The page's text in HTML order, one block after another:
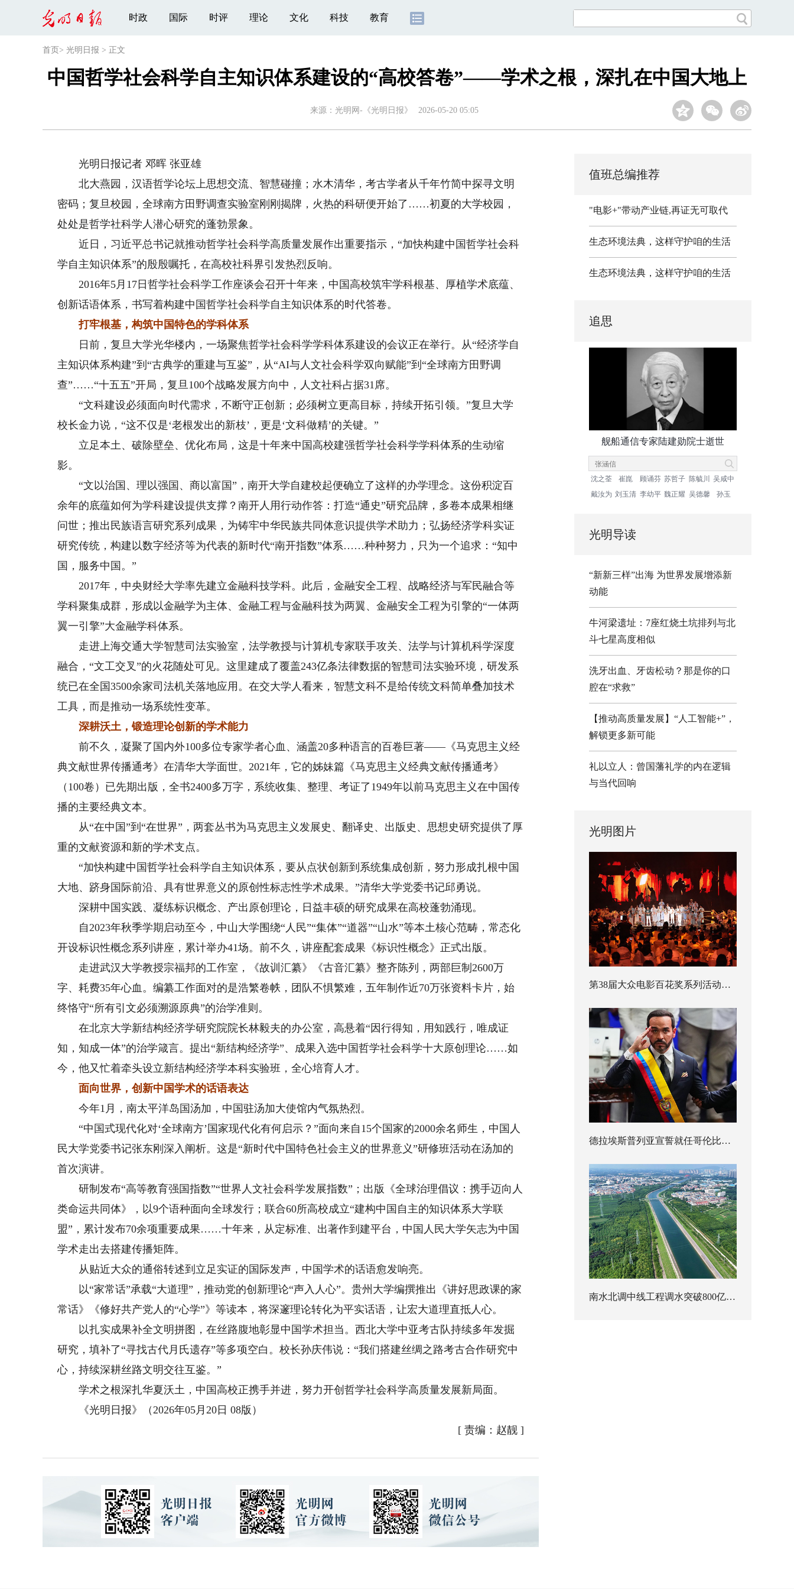
时政 国际 时评 理论 文化 科技 教育
首页 > 光明日报 > 正文
中国哲学社会科学自主知识体系建设的“高校答卷”——学术之根，深扎在中国大地上
来源： 光明网-《光明日报》 2026-05-20 05:05
光明日报记者 邓晖 张亚雄
北大燕园，汉语哲学论坛上思想交流、智慧碰撞；水木清华，考古学者从千年竹简中探寻文明
密码；复旦校园，全球南方田野调查实验室刚刚揭牌，火热的科研便开始了……初夏的大学校园，
处处是哲学社科学人潜心研究的蓬勃景象。
近日，习近平总书记就推动哲学社会科学高质量发展作出重要指示，“加快构建中国哲学社会科
学自主知识体系”的殷殷嘱托，在高校社科界引发热烈反响。
2016年5月17日哲学社会科学工作座谈会召开十年来，中国高校筑牢学科根基、厚植学术底蕴、
创新话语体系，书写着构建中国哲学社会科学自主知识体系的时代答卷。
打牢根基，构筑中国特色的学科体系
日前，复旦大学光华楼内，一场聚焦哲学社会科学学科体系建设的会议正在举行。从“经济学自
主知识体系构建”到“古典学的重建与互鉴”，从“AI与人文社会科学双向赋能”到“全球南方田野调
查”……“十五五”开局，复旦100个战略发展方向中，人文社科占据31席。
“文科建设必须面向时代需求，不断守正创新；必须树立更高目标，持续开拓引领。”复旦大学
校长金力说，“这不仅是‘老根发出的新枝’，更是‘文科做精’的关键。”
立足本土、破除壁垒、优化布局，这是十年来中国高校建强哲学社会科学学科体系的生动缩
影。
“文以治国、理以强国、商以富国”，南开大学自建校起便确立了这样的办学理念。这份积淀百
余年的底蕴如何为学科建设提供支撑？南开人用行动作答：打造“通史”研究品牌，多卷本成果相继
问世；推出民族语言研究系列成果，为铸牢中华民族共同体意识提供学术助力；弘扬经济学科实证
研究传统，构建以数字经济等为代表的新时代“南开指数”体系……种种努力，只为一个追求：“知中
国，服务中国。”
2017年，中央财经大学率先建立金融科技学科。此后，金融安全工程、战略经济与军民融合等
学科聚集成群，形成以金融学为主体、金融工程与金融科技为两翼、金融安全工程为引擎的“一体两
翼一引擎”大金融学科体系。
走进上海交通大学智慧司法实验室，法学教授与计算机专家联手攻关、法学与计算机科学深度
融合，“文工交叉”的火花随处可见。这里建成了覆盖243亿条法律数据的智慧司法实验环境，研发系
统已在全国3500余家司法机关落地应用。在交大学人看来，智慧文科不是给传统文科简单叠加技术
工具，而是推动一场系统性变革。
深耕沃土，锻造理论创新的学术能力
前不久，凝聚了国内外100多位专家学者心血、涵盖20多种语言的百卷巨著——《马克思主义经
典文献世界传播通考》在清华大学面世。2021年，它的姊妹篇《马克思主义经典文献传播通考》
（100卷）已先期出版，全书2400多万字，系统收集、整理、考证了1949年以前马克思主义在中国传
播的主要经典文本。
从“在中国”到“在世界”，两套丛书为马克思主义发展史、翻译史、出版史、思想史研究提供了厚
重的文献资源和新的学术支点。
“加快构建中国哲学社会科学自主知识体系，要从点状创新到系统集成创新，努力形成扎根中国
大地、跻身国际前沿、具有世界意义的原创性标志性学术成果。”清华大学党委书记邱勇说。
深耕中国实践、凝练标识概念、产出原创理论，日益丰硕的研究成果在高校蓬勃涌现。
自2023年秋季学期启动至今，中山大学围绕“人民”“集体”“道器”“山水”等本土核心范畴，常态化
开设标识性概念系列讲座，累计举办41场。前不久，讲座配套成果《标识性概念》正式出版。
走进武汉大学教授宗福邦的工作室，《故训汇纂》《古音汇纂》整齐陈列，两部巨制2600万
字、耗费35年心血。编纂工作面对的是浩繁卷帙，团队不惧繁难，五年制作近70万张资料卡片，始
终恪守“所有引文必须溯源原典”的治学准则。
在北京大学新结构经济学研究院院长林毅夫的办公室，高悬着“因行得知，用知践行，唯成证
知，知成一体”的治学箴言。提出“新结构经济学”、成果入选中国哲学社会科学十大原创理论……如
今，他又忙着牵头设立新结构经济学本科实验班，全心培育人才。
面向世界，创新中国学术的话语表达
今年1月，南太平洋岛国汤加，中国驻汤加大使馆内气氛热烈。
“中国式现代化对‘全球南方’国家现代化有何启示？”面向来自15个国家的2000余名师生，中国人
民大学党委书记张东刚深入阐析。这是“新时代中国特色社会主义的世界意义”研修班活动在汤加的
首次演讲。
研制发布“高等教育强国指数”“世界人文社会科学发展指数”；出版《全球治理倡议：携手迈向人
类命运共同体》，以9个语种面向全球发行；联合60所高校成立“建构中国自主的知识体系大学联
盟”，累计发布70余项重要成果……十年来，从定标准、出著作到建平台，中国人民大学矢志为中国
学术走出去搭建传播矩阵。
从贴近大众的通俗转述到立足实证的国际发声，中国学术的话语愈发响亮。
以“家常话”承载“大道理”，推动党的创新理论“声入人心”。贵州大学编撰推出《讲好思政课的家
常话》《修好共产党人的“心学”》等读本，将深邃理论转化为平实话语，让宏大道理直抵人心。
以扎实成果补全文明拼图，在丝路腹地彰显中国学术担当。西北大学中亚考古队持续多年发掘
研究，填补了“寻找古代月氏遗存”等多项空白。校长孙庆伟说：“我们搭建丝绸之路考古合作研究中
心，持续深耕丝路文明交往互鉴。”
学术之根深扎华夏沃土，中国高校正携手并进，努力开创哲学社会科学高质量发展新局面。
《光明日报》（2026年05月20日 08版）
[ 责编：赵靓]
值班总编推荐
"电影+"带动产业链,再证无可取代
生态环境法典，这样守护咱的生活
生态环境法典，这样守护咱的生活
追思
舰船通信专家陆建勋院士逝世
沈之荃 崔崑 顾诵芬 苏哲子 陈毓川
吴咸中
戴汝为 刘玉清 李幼平 魏正耀 吴德馨 孙玉
光明导读
“新新三样”出海 为世界发展增添新
动能
牛河梁遗址：7座红烧土坑排列与北
斗七星高度相似
洗牙出血、牙齿松动？那是你的口
腔在“求救”
【推动高质量发展】“人工智能+”，
解锁更多新可能
礼以立人：曾国藩礼学的内在逻辑
与当代回响
光明图片
第38届大众电影百花奖系列活动开幕
德拉埃斯普列亚宣誓就任哥伦比亚总统
南水北调中线工程调水突破800亿立方米